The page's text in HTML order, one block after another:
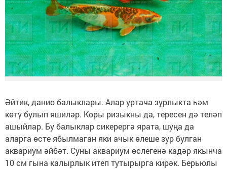
Әйтик, данио балыклары. Алар уртача зур­лыкта һәм
көтү булып яшиләр. Коры ризык­ны да, тересен дә теләп
ашыйлар. Бу балыклар сикерергә ярата, шуңа да
аларга өсте ябылма­ган яки ачык өлеше зур булган
аквариум әйбәт. Суны аквариум өслегенә кадәр якынча
10 см гына калырлык итеп тутырырга кирәк. Берью­лы